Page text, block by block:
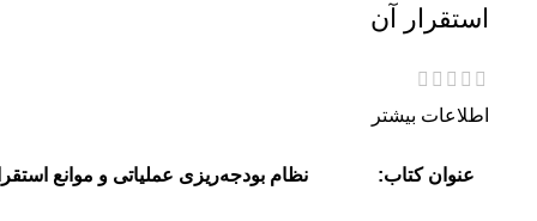
استقرار آن
اطلاعات بیشتر
عنوان کتاب: نظام بودجه‌ریزی عملیاتی و موانع